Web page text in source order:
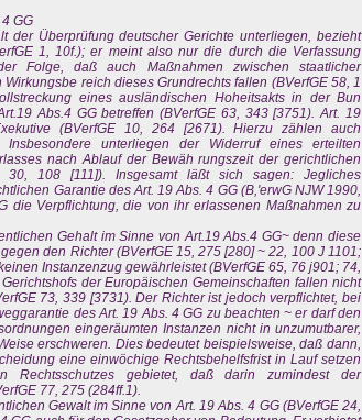
GG
der Überprüfung deutscher Gerichte unterliegen, bezieht
1, 10f.); er meint also nur die durch die Verfassung
Folge, daß auch Maßnahmen zwischen staatlicher
reich dieses Grundrechts fallen (BVerfGE 58, 1
eines ausländischen Hoheitsakts in der Bun
Abs.4 GG betreffen (BVerfGE 63, 343 [3751). Art. 19
(BVerfGE 10, 264 [2671). Hierzu zählen auch
unterliegen der Widerruf eines erteilten
nach Ablauf der Bewäh rungszeit der gerichtlichen
108 [111]). Insgesamt läßt sich sagen: Jegliches
Garantie des Art. 19 Abs. 4 GG (B,'erwG NJW 1990,
die Verpflichtung, die von ihr erlassenen Maßnahmen zu
Gehalt im Sinne von Art.19 Abs.4 GG~ denn diese
den Richter (BVerfGE 15, 275 [280] ~ 22, 100 J 1101;
Instanzenzug gewährleistet (BVerfGE 65, 76 j901; 74,
der Europäischen Gemeinschaften fallen nicht
73, 339 [3731). Der Richter ist jedoch verpflichtet, bei
des Art. 19 Abs. 4 GG zu beachten ~ er darf den
eingeräumten Instanzen nicht in unzumutbarer,
erschweren. Dies bedeutet beispielsweise, daß dann,
eine einwöchige Rechtsbehelfsfrist in Lauf setzen
Rechtsschutzes gebietet, daß darin zumindest der
77, 275 (284ff.1).
Gewalt im Sinne von Art. 19 Abs. 4 GG (BVerfGE 24,